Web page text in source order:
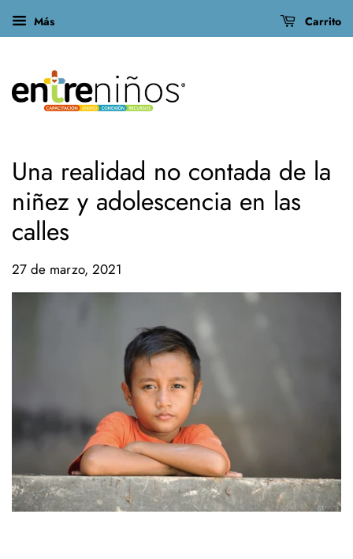
Más Carrito
Una realidad no contada de la
niñez y adolescencia en las
calles
27 de marzo, 2021